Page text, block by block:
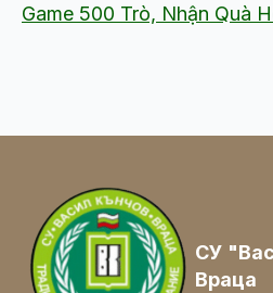
Game 500 Trò, Nhận Quà
СУ
Враца